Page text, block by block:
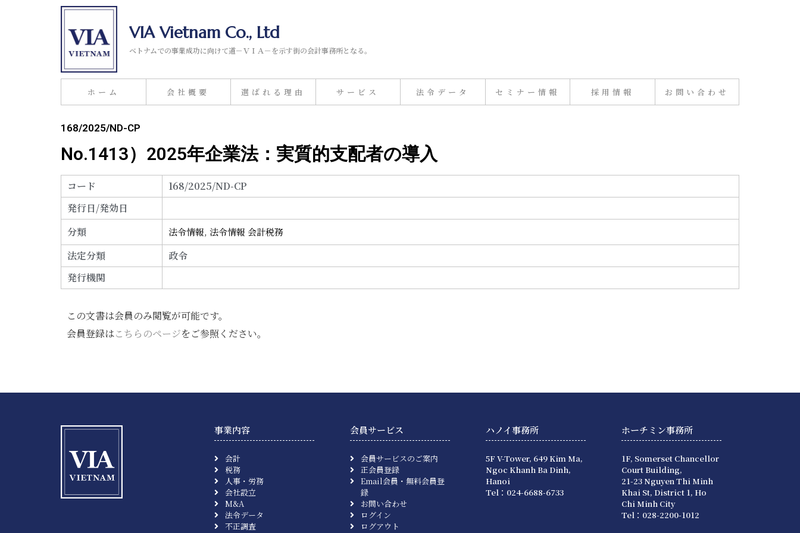
VIA Vietnam Co., Ltd
ベトナムでの事業成功に向けて道－ＶＩＡ－を示す街の会計事務所となる。
ホーム 会社概要 選ばれる理由 サービス 法令データ セミナー情報 採用情報 お問い合わせ
168/2025/ND-CP
No.1413）2025年企業法：実質的支配者の導入
コード
168/2025/ND-CP
発行日/発効日
分類
法令情報, 法令情報 会計税務
法定分類
政令
発行機関
この文書は会員のみ閲覧が可能です。
会員登録はこちらのページをご参照ください。
事業内容
会計
税務
人事・労務
会社設立
M&A
法令データ
不正調査
会員サービス
会員サービスのご案内
正会員登録
Email会員・無料会員登
録
お問い合わせ
ログイン
ログアウト
ハノイ事務所
5F V-Tower, 649 Kim Ma,
Ngoc Khanh Ba Dinh,
Hanoi
Tel：024-6688-6733
ホーチミン事務所
1F, Somerset Chancellor
Court Building,
21-23 Nguyen Thi Minh
Khai St, District 1, Ho
Chi Minh City
Tel：028-2200-1012